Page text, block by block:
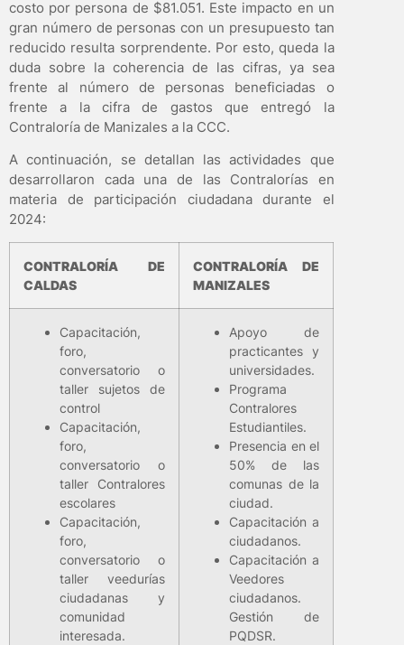
costo por persona de $81.051. Este impacto en un
gran número de personas con un presupuesto tan
reducido resulta sorprendente. Por esto, queda la
duda sobre la coherencia de las cifras, ya sea
frente al número de personas beneficiadas o
frente a la cifra de gastos que entregó la
Contraloría de Manizales a la CCC.
A continuación, se detallan las actividades que
desarrollaron cada una de las Contralorías en
materia de participación ciudadana durante el
2024:
CONTRALORÍA DE
CALDAS
CONTRALORÍA DE
MANIZALES
Capacitación,
foro,
conversatorio o
taller sujetos de
control
Capacitación,
foro,
conversatorio o
taller Contralores
escolares
Capacitación,
foro,
conversatorio o
taller veedurías
ciudadanas y
comunidad
interesada.
Apoyo de
practicantes y
universidades.
Programa
Contralores
Estudiantiles.
Presencia en el
50% de las
comunas de la
ciudad.
Capacitación a
ciudadanos.
Capacitación a
Veedores
ciudadanos.
Gestión de
PQDSR.